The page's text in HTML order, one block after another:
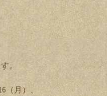
。
（月）、